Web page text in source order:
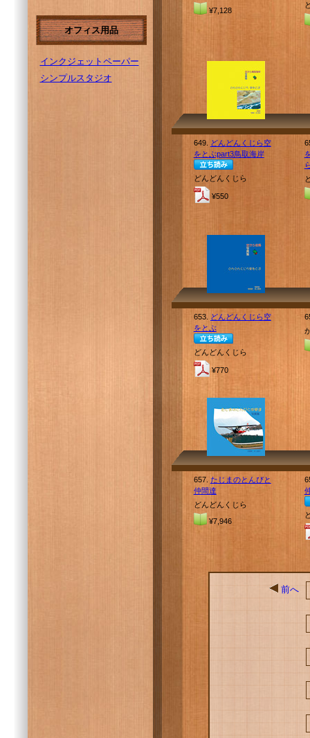
オフィス用品
インクジェットペーパー
シンプルスタジオ
¥7,128
649. どんどんくじら空
をとぶpart3鳥取海岸
どんどんくじら
¥550
653. どんどんくじら空
をとぶ
どんどんくじら
¥770
657. たじまのとんびと
仲間達
どんどんくじら
¥7,946
前へ